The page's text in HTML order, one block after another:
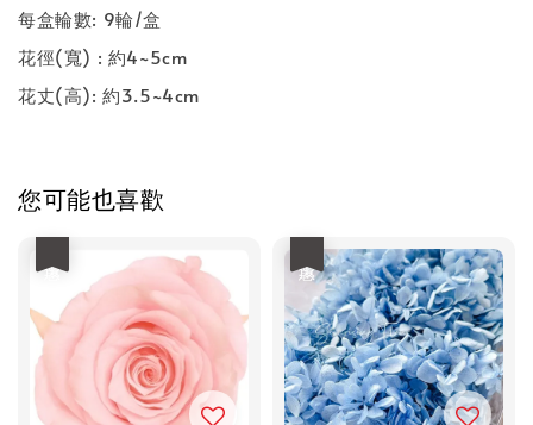
每盒輪數: 9輪/盒
花徑(寬) : 約4~5cm
花丈(高):約3.5~4cm
您可能也喜歡